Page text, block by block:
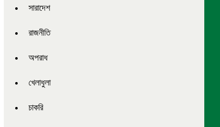
সারাদেশ
রাজনীতি
অপরাধ
খেলাধুলা
চাকরি